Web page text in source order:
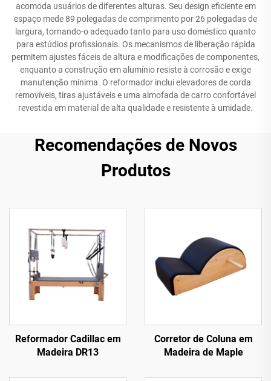
acomoda usuários de diferentes alturas. Seu design eficiente em
espaço mede 89 polegadas de comprimento por 26 polegadas de
largura, tornando-o adequado tanto para uso doméstico quanto
para estúdios profissionais. Os mecanismos de liberação rápida
permitem ajustes fáceis de altura e modificações de componentes,
enquanto a construção em alumínio resiste à corrosão e exige
manutenção mínima. O reformador inclui elevadores de corda
removíveis, tiras ajustáveis e uma almofada de carro confortável
revestida em material de alta qualidade e resistente à umidade.
Recomendações de Novos
Produtos
Reformador Cadillac em
Madeira DR13
Corretor de Coluna em
Madeira de Maple